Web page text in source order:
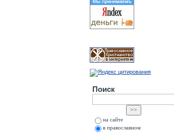
Поиск
на сайте
в православном